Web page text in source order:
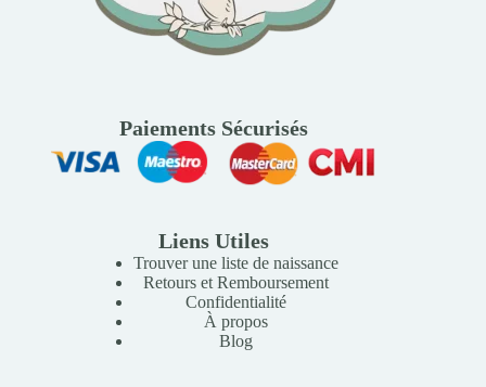
Paiements Sécurisés
Liens Utiles
Trouver une liste de naissance
Retours et Remboursement
Confidentialité
À propos
Blog